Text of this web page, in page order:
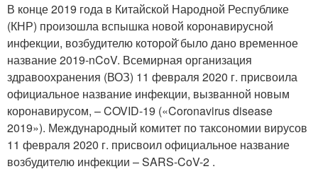
В конце 2019 года в Китайской Народной Республике
(КНР) произошла вспышка новой коронавирусной
инфекции, возбудителю которой̆ было дано временное
название 2019-nCoV. Всемирная организация
здравоохранения (ВОЗ) 11 февраля 2020 г. присвоила
официальное название инфекции, вызванной новым
коронавирусом, – COVID-19 («Coronavirus disease
2019»). Международный комитет по таксономии вирусов
11 февраля 2020 г. присвоил официальное название
возбудителю инфекции – SARS-CoV-2 .